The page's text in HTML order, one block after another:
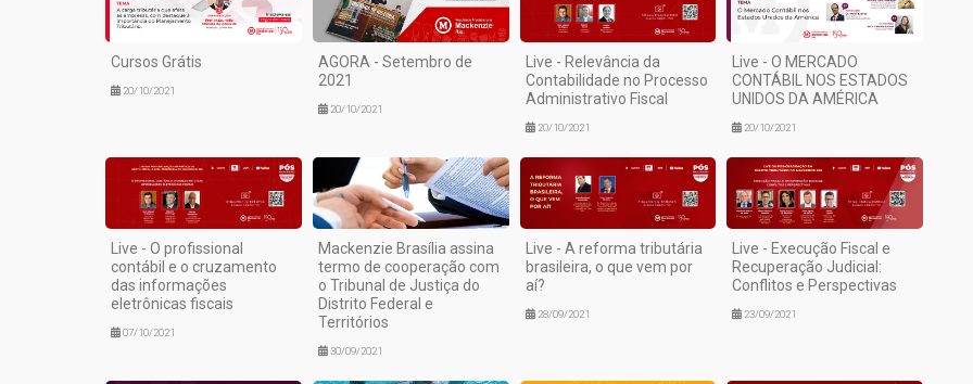
Cursos Grátis
20/10/2021
AGORA - Setembro de
2021
20/10/2021
Live - Relevância da
Contabilidade no Processo
Administrativo Fiscal
20/10/2021
Live - O MERCADO
CONTÁBIL NOS ESTADOS
UNIDOS DA AMÉRICA
20/10/2021
Live - O profissional
contábil e o cruzamento
das informações
eletrônicas fiscais
07/10/2021
Mackenzie Brasília assina
termo de cooperação com
o Tribunal de Justiça do
Distrito Federal e
Territórios
30/09/2021
Live - A reforma tributária
brasileira, o que vem por
aí?
28/09/2021
Live - Execução Fiscal e
Recuperação Judicial:
Conflitos e Perspectivas
23/09/2021